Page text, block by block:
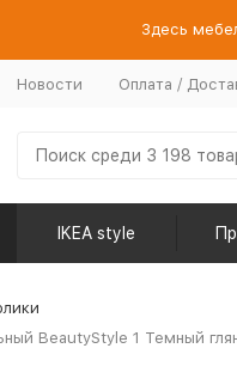
Здесь
Новости Оплата /
IKEA style
BeautyStyle 1 Темный